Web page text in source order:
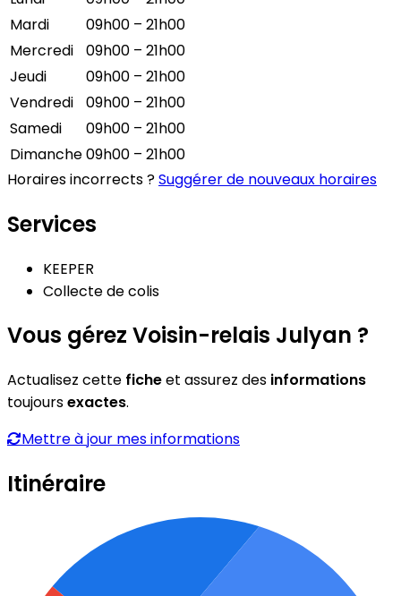
Mardi
09h00 – 21h00
Mercredi
09h00 – 21h00
Jeudi
09h00 – 21h00
Vendredi
09h00 – 21h00
Samedi
09h00 – 21h00
Dimanche09h00 – 21h00
Horaires incorrects ?Suggérer de nouveaux horaires
Services
KEEPER
Collecte de colis
Vous gérez Voisin-relais Julyan ?
Actualisez cette ficheet assurez des informations
toujoursexactes.
Mettre à jour mes informations
Itinéraire